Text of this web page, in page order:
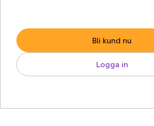
Bli kund nu
Logga in